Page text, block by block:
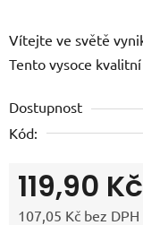
Vítejte ve světě
Tento vysoce
Dostupnost
Kód:
119,90 Kč
107,05 Kč bez DPH